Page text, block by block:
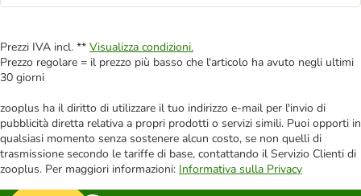
Prezzi IVA incl. ** Visualizza condizioni.
Prezzo regolare = il prezzo più basso che l'articolo ha avuto negli ultimi
30 giorni
zooplus ha il diritto di utilizzare il tuo indirizzo e-mail per l'invio di
pubblicità diretta relativa a propri prodotti o servizi simili. Puoi opporti in
qualsiasi momento senza sostenere alcun costo, se non quelli di
trasmissione secondo le tariffe di base, contattando il Servizio Clienti di
zooplus. Per maggiori informazioni: Informativa sulla Privacy